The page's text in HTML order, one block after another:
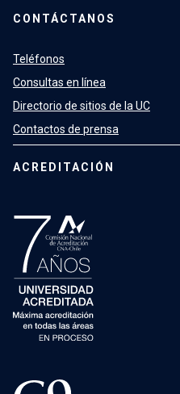
CONTÁCTANOS
Teléfonos
Consultas en línea
Directorio de sitios de la UC
Contactos de prensa
ACREDITACIÓN